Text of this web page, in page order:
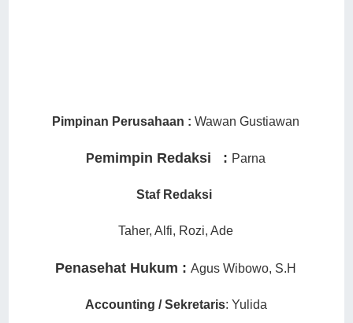
Pimpinan Perusahaan :Wawan Gustiawan
Pemimpin Redaksi : Parna
Staf Redaksi
Taher, Alfi, Rozi, Ade
Penasehat Hukum : Agus Wibowo, S.H
Accounting / Sekretaris: Yulida